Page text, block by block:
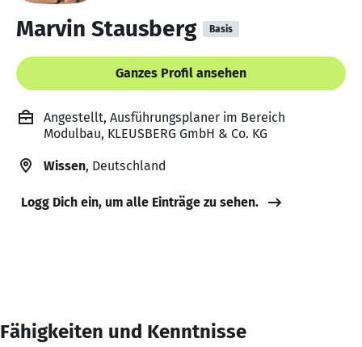
Marvin Stausberg Basis
Ganzes Profil ansehen
Angestellt, Ausführungsplaner im Bereich
Modulbau, KLEUSBERG GmbH & Co. KG
Wissen, Deutschland
Logg Dich ein, um alle Einträge zu sehen.
Fähigkeiten und Kenntnisse